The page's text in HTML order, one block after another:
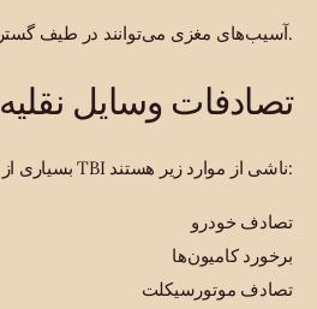
آسیب‌های مغزی می‌توانند در طیف گسترده‌ای از حوادث رخ دهند.
تصادفات وسایل نقلیه
بسیاری از پرونده‌های TBI ناشی از موارد زیر هستند:
تصادف خودرو
برخورد کامیون‌ها
تصادف موتورسیکلت